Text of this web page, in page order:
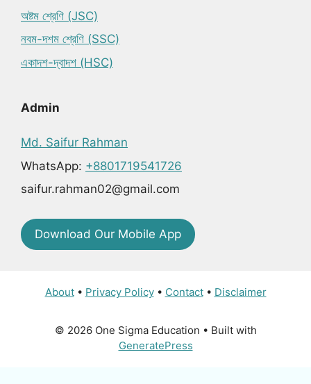
অষ্টম শ্রেণি (JSC)
নবম-দশম শ্রেণি (SSC)
একাদশ-দ্বাদশ (HSC)
Admin
Md. Saifur Rahman
WhatsApp: +8801719541726
saifur.rahman02@gmail.com
Download Our Mobile App
About• Privacy Policy• Contact• Disclaimer
© 2026 One Sigma Education • Built with
GeneratePress